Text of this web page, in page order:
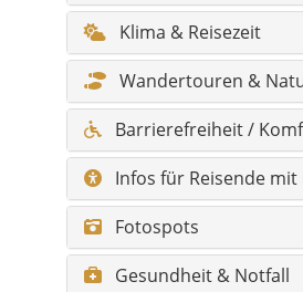
Barrierefreiheit /
Infos für Reisende
Fotospots
Gesundheit & Notfall
Shopping & Märkte
Skurriles &